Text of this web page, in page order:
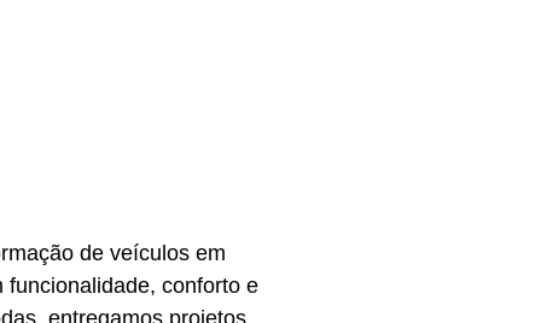
de veículos em
conforto e
entregamos projetos